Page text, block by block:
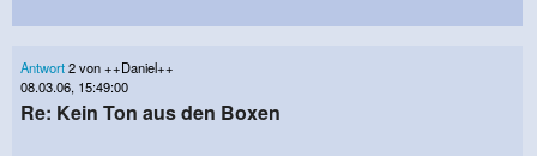
Antwort2 von ++Daniel++
08.03.06, 15:49:00
Re: Kein Ton aus den Boxen